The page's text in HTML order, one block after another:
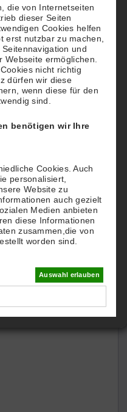
sehen wollt, dann
zum Sportpark
Jüngsten
die von Internetseiten
dieser Seiten
Cookies helfen
erst nutzbar zu machen,
und
ermöglichen.
nicht richtig
dürfen wir diese
wenn diese für den
sind.
benötigen wir Ihre
Cookies. Auch
personalisiert,
Website zu
auch gezielt
Medien anbieten
diese Informationen
zusammen,die von
worden sind.
Auswahl erlauben